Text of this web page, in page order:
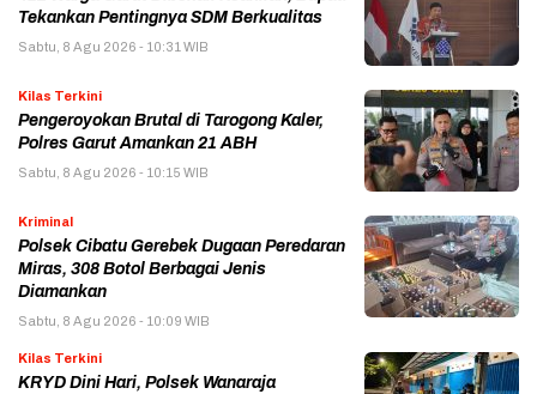
Tekankan Pentingnya SDM Berkualitas
Sabtu, 8 Agu 2026 - 10:31 WIB
Kilas Terkini
Pengeroyokan Brutal di Tarogong Kaler,
Polres Garut Amankan 21 ABH
Sabtu, 8 Agu 2026 - 10:15 WIB
Kriminal
Polsek Cibatu Gerebek Dugaan Peredaran
Miras, 308 Botol Berbagai Jenis
Diamankan
Sabtu, 8 Agu 2026 - 10:09 WIB
Kilas Terkini
KRYD Dini Hari, Polsek Wanaraja